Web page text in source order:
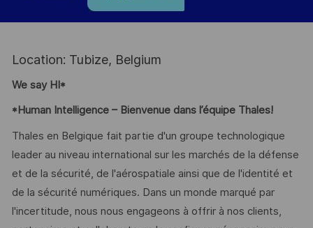
Location: Tubize, Belgium
We say HI*
*Human Intelligence – Bienvenue dans l’équipe Thales!
Thales en Belgique fait partie d'un groupe technologique
leader au niveau international sur les marchés de la défense
et de la sécurité, de l'aérospatiale ainsi que de l'identité et
de la sécurité numériques. Dans un monde marqué par
l'incertitude, nous nous engageons à offrir à nos clients,